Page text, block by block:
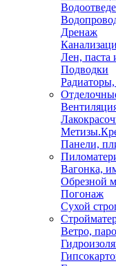
Дренаж
Лен, паста
Подводки
Панели,
Вагонка,
Обрезной
Погонаж
Сухой
Ветро,